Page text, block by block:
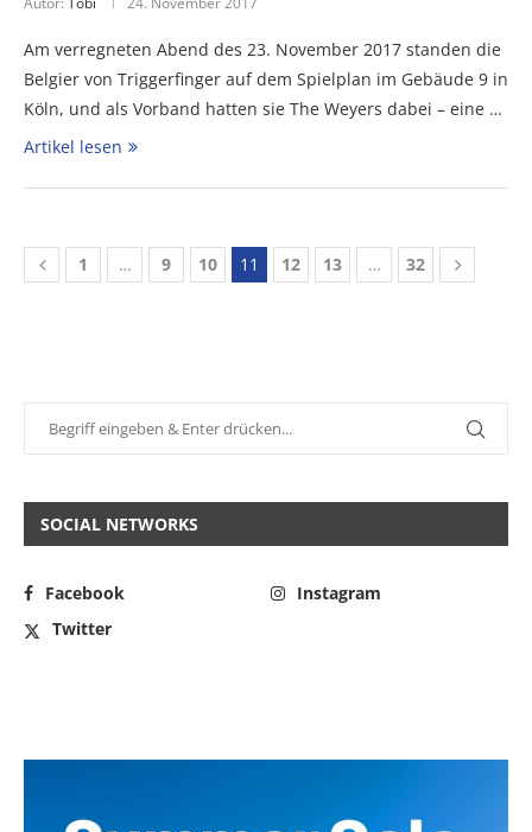
Am verregneten Abend des 23. November 2017 standen die
Belgier von Triggerfinger auf dem Spielplan im Gebäude 9 in
Köln, und als Vorband hatten sie The Weyers dabei – eine …
Artikel lesen
1 … 9 10 11 12 13 … 32
SOCIAL NETWORKS
Facebook
Instagram
Twitter